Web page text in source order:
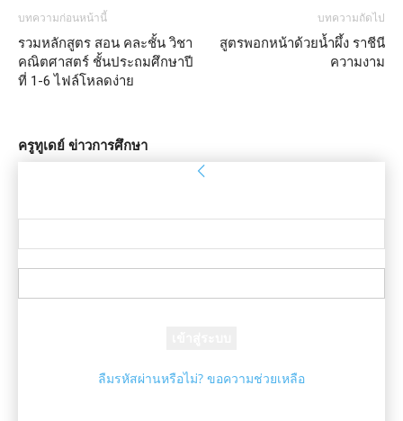
บทความก่อนหน้านี้
รวมหลักสูตร สอน คละชั้น วิชา
คณิตศาสตร์ ชั้นประถมศึกษาปี
ที่ 1-6 ไฟล์โหลดง่าย
บทความถัดไป
สูตรพอกหน้าด้วยนํ้าผึ้ง ราชีนี
ความงาม
ครูทูเดย์ ข่าวการศึกษา
ลืมรหัสผ่านหรือไม่? ขอความช่วยเหลือ